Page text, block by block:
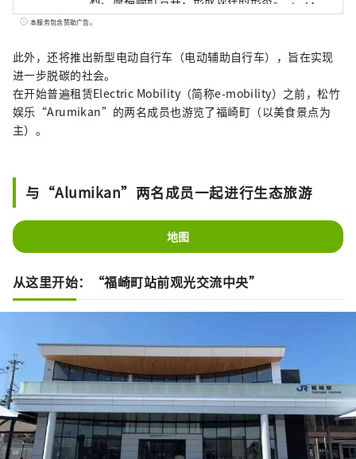
这里仍然是重​​要的交通枢纽，南北有 JR 磐丹
国高速公路和县道三木紫苏线。 此外，福崎町
是一座被郁郁葱葱的群山环抱的花园城市，市
川流经城镇中心，是一个历史文化遗产丰富的
地区。
本服务包含赞助广告。
此外，还将推出新型电动自行车（电动辅助自行车），旨在实现
进一步脱碳的社会。
在开始普遍租赁Electric Mobility（简称e-mobility）之前，松竹
娱乐“Arumikan”的两名成员也游览了福崎町（以美食景点为
主）。
与“Alumikan”两名成员一起进行生态旅游
地图
从这里开始：“福崎町站前观光交流中央”